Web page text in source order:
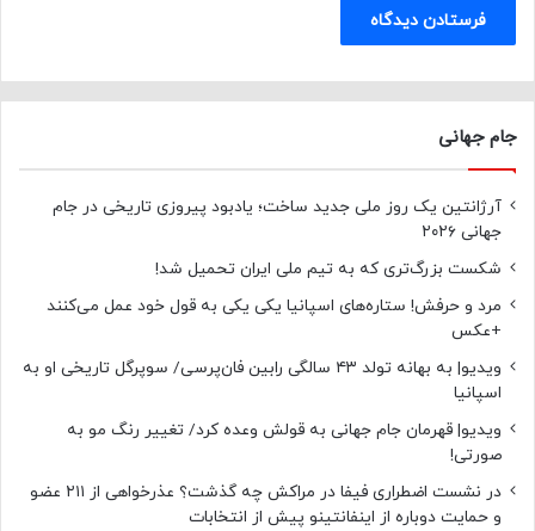
جام جهانی
آرژانتین یک روز ملی جدید ساخت؛ یادبود پیروزی تاریخی در جام
جهانی ۲۰۲۶
شکست بزرگ‌تری که به تیم ملی ایران تحمیل شد!
مرد و حرفش! ستاره‌های اسپانیا یکی یکی به قول خود عمل می‌کنند
+عکس
ویدیو| به بهانه تولد ۴۳ سالگی رابین فان‌پرسی/ سوپرگل تاریخی او به
اسپانیا
ویدیو| قهرمان جام جهانی به قولش وعده کرد/ تغییر رنگ مو به
صورتی!
در نشست اضطراری فیفا در مراکش چه گذشت؟ عذرخواهی از ۲۱۱ عضو
و حمایت دوباره از اینفانتینو پیش از انتخابات